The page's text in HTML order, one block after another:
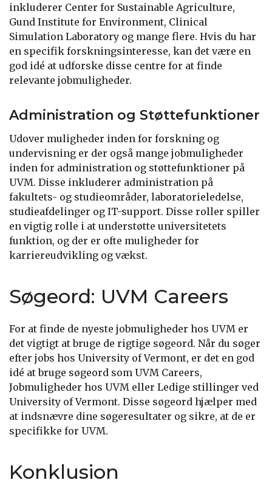
inkluderer Center for Sustainable Agriculture,
Gund Institute for Environment, Clinical
Simulation Laboratory og mange flere. Hvis du har
en specifik forskningsinteresse, kan det være en
god idé at udforske disse centre for at finde
relevante jobmuligheder.
Administration og Støttefunktioner
Udover muligheder inden for forskning og
undervisning er der også mange jobmuligheder
inden for administration og støttefunktioner på
UVM. Disse inkluderer administration på
fakultets- og studieområder, laboratorieledelse,
studieafdelinger og IT-support. Disse roller spiller
en vigtig rolle i at understøtte universitetets
funktion, og der er ofte muligheder for
karriereudvikling og vækst.
Søgeord: UVM Careers
For at finde de nyeste jobmuligheder hos UVM er
det vigtigt at bruge de rigtige søgeord. Når du søger
efter jobs hos University of Vermont, er det en god
idé at bruge søgeord som UVM Careers,
Jobmuligheder hos UVM eller Ledige stillinger ved
University of Vermont. Disse søgeord hjælper med
at indsnævre dine søgeresultater og sikre, at de er
specifikke for UVM.
Konklusion